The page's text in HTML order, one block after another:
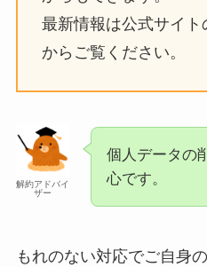
最新情報は公式サイト
からご覧ください。
解約アドバイ
ザー
個人データの
心です。
もれのない対応でご自身